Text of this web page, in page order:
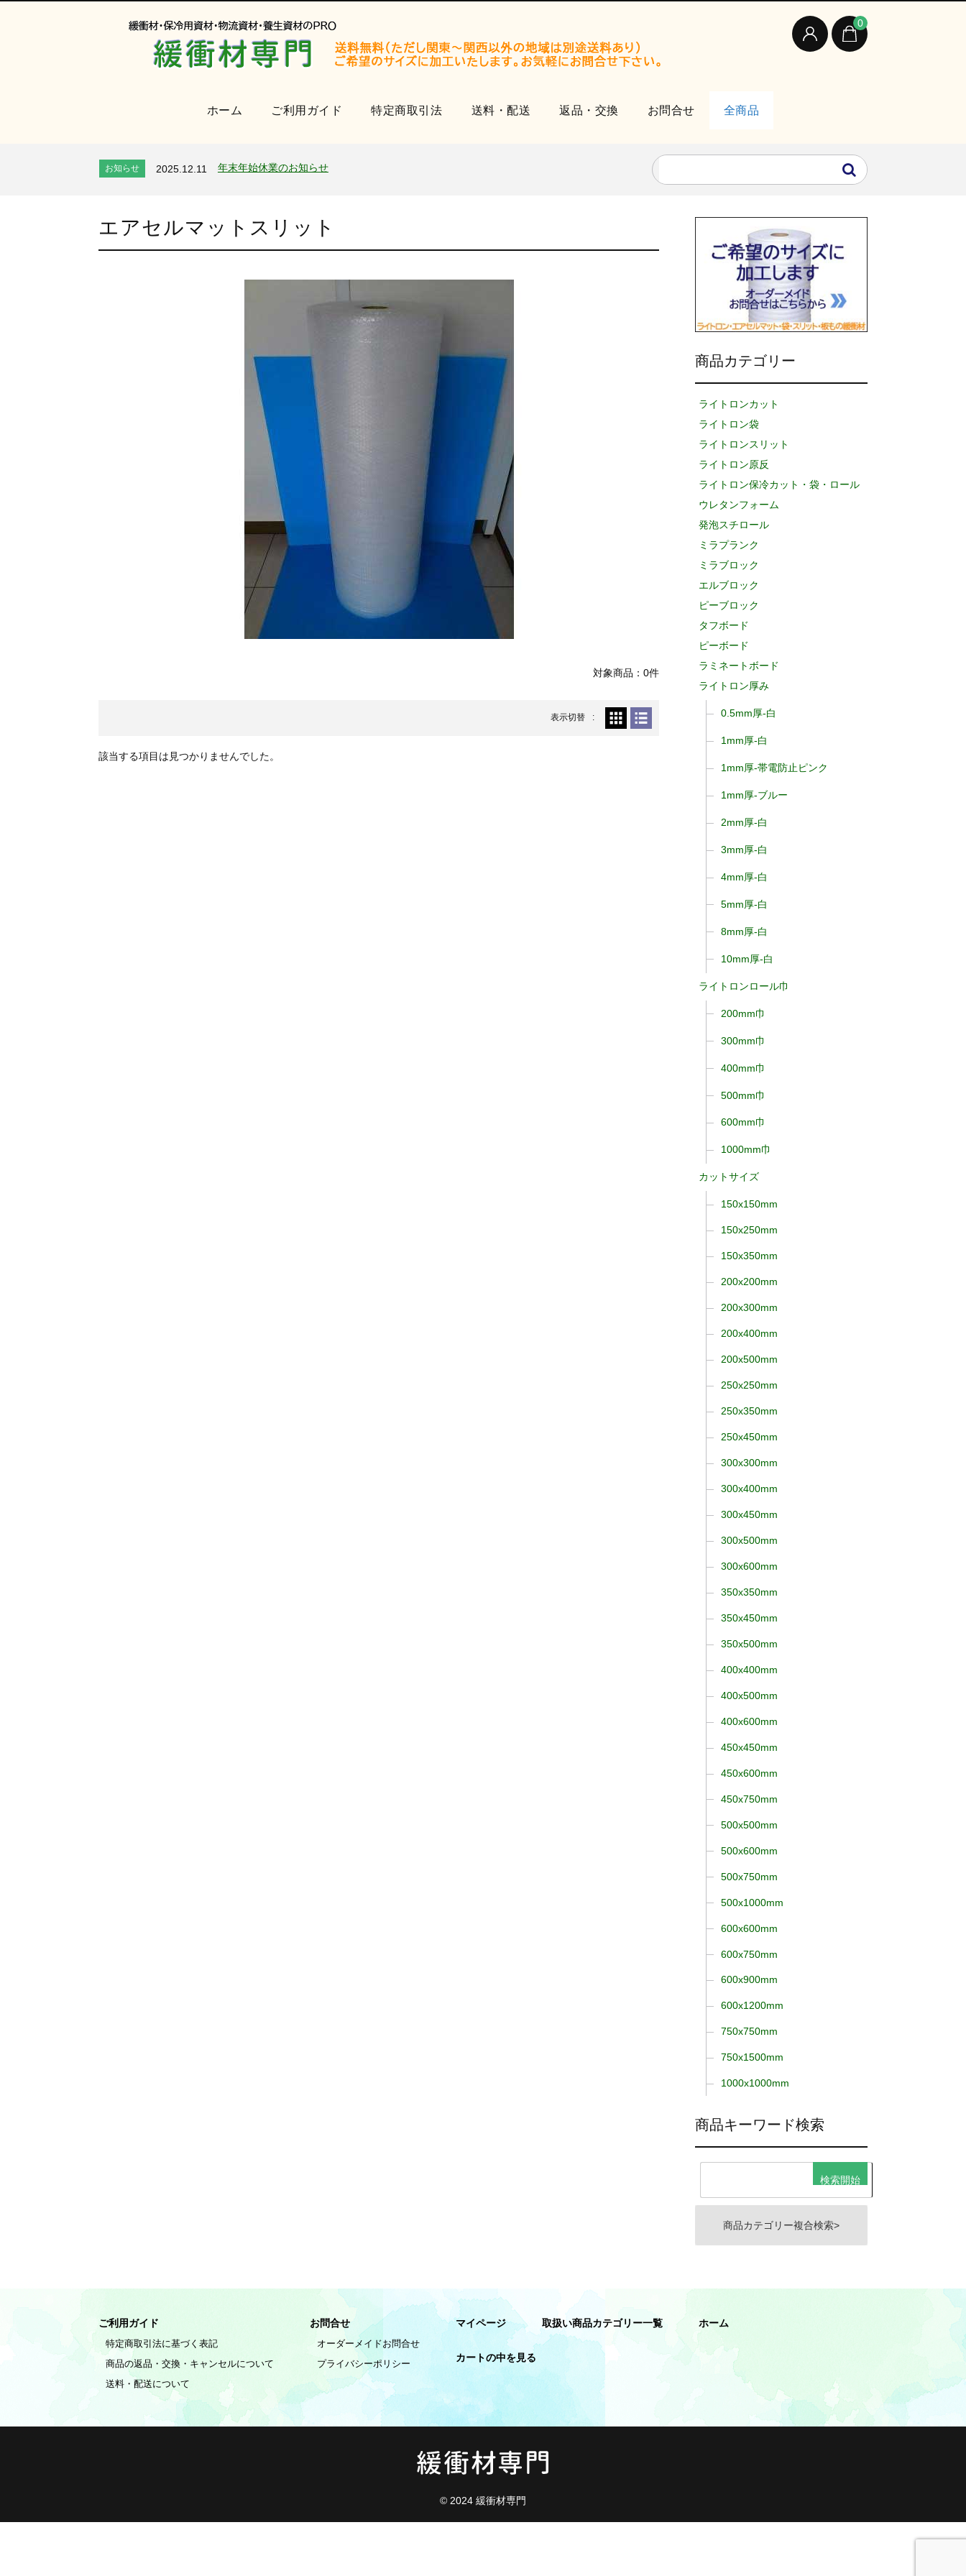
0
ホーム ご利用ガイド 特定商取引法 送料・配送 返品・交換 お問合せ 全商品
お知らせ 2025.12.11 年末年始休業のお知らせ
お知らせ 2024.2.27 オンラインショップを開設いたしました。
全国へ確実・迅速に納品
オンラインショップを開設いたしました。
エアセルマットスリット
対象商品：0件
表示切替
該当する項目は見つかりませんでした。
商品カテゴリー
ライトロンカット
ライトロン袋
ライトロンスリット
ライトロン原反
ライトロン保冷カット・袋・ロール
ウレタンフォーム
発泡スチロール
ミラプランク
ミラブロック
エルブロック
ピーブロック
タフボード
ピーボード
ラミネートボード
ライトロン厚み
0.5mm厚-白
1mm厚-白
1mm厚-帯電防止ピンク
1mm厚-ブルー
2mm厚-白
3mm厚-白
4mm厚-白
5mm厚-白
8mm厚-白
10mm厚-白
ライトロンロール巾
200mm巾
300mm巾
400mm巾
500mm巾
600mm巾
1000mm巾
カットサイズ
150x150mm
150x250mm
150x350mm
200x200mm
200x300mm
200x400mm
200x500mm
250x250mm
250x350mm
250x450mm
300x300mm
300x400mm
300x450mm
300x500mm
300x600mm
350x350mm
350x450mm
350x500mm
400x400mm
400x500mm
400x600mm
450x450mm
450x600mm
450x750mm
500x500mm
500x600mm
500x750mm
500x1000mm
600x600mm
600x750mm
600x900mm
600x1200mm
750x750mm
750x1500mm
1000x1000mm
商品キーワード検索
商品カテゴリー複合検索>
ご利用ガイド
特定商取引法に基づく表記
商品の返品・交換・キャンセルについて
送料・配送について
お問合せ
オーダーメイドお問合せ
プライバシーポリシー
マイページ 取扱い商品カテゴリー一覧 ホーム
カートの中を見る
© 2024 緩衝材専門